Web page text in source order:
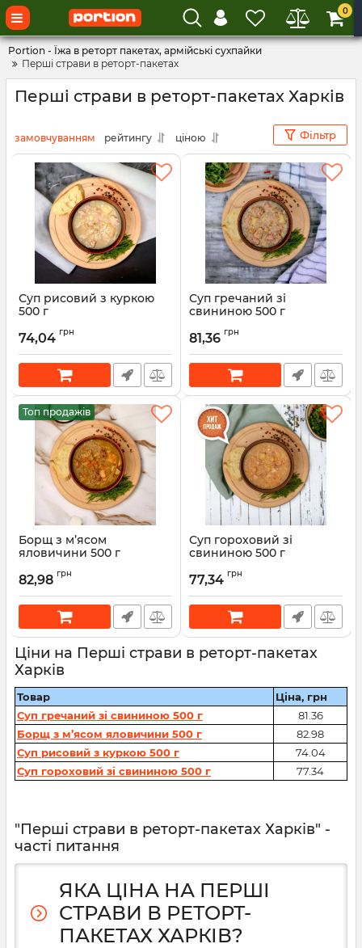
0
Portion - Їжа в реторт пакетах, армійські сухпайки
Перші страви в реторт-пакетах
Перші страви в реторт-пакетах Харків
замовчуванням рейтингу ціною Фільтр
Суп рисовий з куркою
500 г
74,04 грн
Суп гречаний зі
свининою 500 г
81,36 грн
Топ продажів
Борщ з м’ясом
яловичини 500 г
82,98 грн
Суп гороховий зі
свининою 500 г
77,34 грн
Ціни на Перші страви в реторт-пакетах
Харків
Товар
Ціна, грн
Суп гречаний зі свининою 500 г
81.36
Борщ з м’ясом яловичини 500 г
82.98
Суп рисовий з куркою 500 г
74.04
Суп гороховий зі свининою 500 г
77.34
"Перші страви в реторт-пакетах Харків" -
часті питання
ЯКА ЦІНА НА ПЕРШІ
СТРАВИ В РЕТОРТ-
ПАКЕТАХ ХАРКІВ?